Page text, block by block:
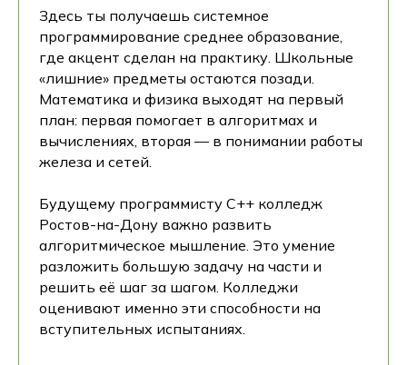
Здесь ты получаешь системное
программирование среднее образование,
где акцент сделан на практику. Школьные
«лишние» предметы остаются позади.
Математика и физика выходят на первый
план: первая помогает в алгоритмах и
вычислениях, вторая — в понимании работы
железа и сетей.
Будущему программисту C++ колледж
Ростов-на-Дону важно развить
алгоритмическое мышление. Это умение
разложить большую задачу на части и
решить её шаг за шагом. Колледжи
оценивают именно эти способности на
вступительных испытаниях.